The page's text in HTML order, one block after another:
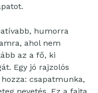
humorra
ahol nem
az a fő, ki
Egy jó rajzolós
csapatmunka,